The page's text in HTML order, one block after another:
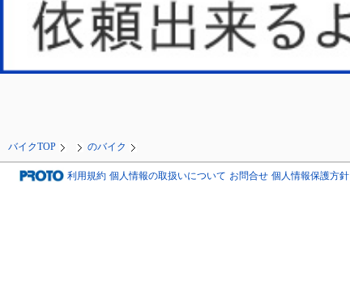
バイクTOP のバイク
利用規約 個人情報の取扱いについて お問合せ 個人情報保護方針